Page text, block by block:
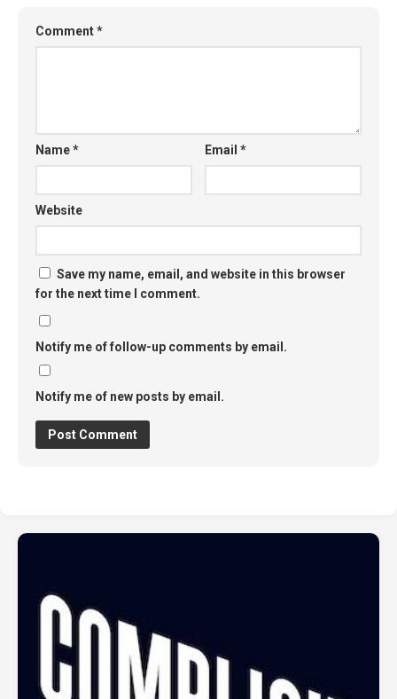
Comment*
Name* Email*
Website
Save my name, email, and website in this browser
for the next time I comment.
Notify me of follow-up comments by email.
Notify me of new posts by email.